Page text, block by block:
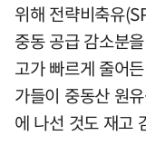
위해 전략비축유
중동 공급 감소분
고가 빠르게 줄어
가들이 중동산 원
에 나선 것도 재고